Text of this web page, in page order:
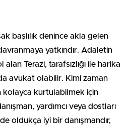
başlılık denince akla gelen
yatkındır. Adaletin
Terazi, tarafsızlığı ile harika
avukat olabilir. Kimi zaman
kolayca kurtulabilmek için
yardımcı veya dostları
oldukça iyi bir danışmandır,